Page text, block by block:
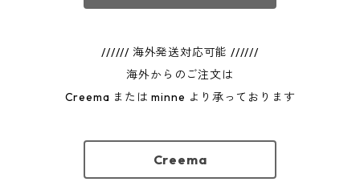
フルオーダー
////// 海外発送対応可能 //////
海外からのご注文は
Creema または minne より承っております
Creema